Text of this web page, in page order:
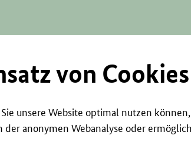
von Cookies
unsere Website optimal nutzen
der anonymen Webanalyse oder